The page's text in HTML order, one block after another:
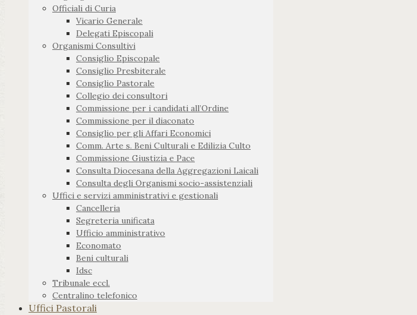
Officiali di Curia
Vicario Generale
Delegati Episcopali
Organismi Consultivi
Consiglio Episcopale
Consiglio Presbiterale
Consiglio Pastorale
Collegio dei consultori
Commissione per i candidati all’Ordine
Commissione per il diaconato
Consiglio per gli Affari Economici
Comm. Arte s. Beni Culturali e Edilizia Culto
Commissione Giustizia e Pace
Consulta Diocesana della Aggregazioni Laicali
Consulta degli Organismi socio-assistenziali
Uffici e servizi amministrativi e gestionali
Cancelleria
Segreteria unificata
Ufficio amministrativo
Economato
Beni culturali
Idsc
Tribunale eccl.
Centralino telefonico
Uffici Pastorali